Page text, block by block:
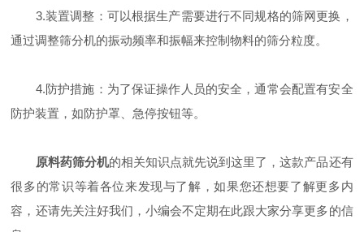
3.装置调整：可以根据生产需要进行不同规格的筛网更换，
通过调整筛分机的振动频率和振幅来控制物料的筛分粒度。
4.防护措施：为了保证操作人员的安全，通常会配置有安全
防护装置，如防护罩、急停按钮等。
原料药筛分机的相关知识点就先说到这里了，这款产品还有
很多的常识等着各位来发现与了解，如果您还想要了解更多内
容，还请先关注好我们，小编会不定期在此跟大家分享更多的信